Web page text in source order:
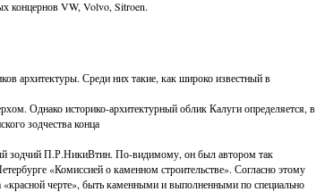
концернов VW, Volvo, Sitroen.
архитектуры. Среди них такие, как широко известный в
Однако историко-архитектурный облик Калуги определяется, в
зодчества конца
зодчий П.Р.НикиВ­тин. По-видимому, он был автором так
«Комиссией о каменном строительстве». Согласно этому
черте», быть каменными и выполненными по специально